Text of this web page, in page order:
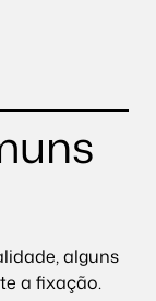
alguns
a fixação.